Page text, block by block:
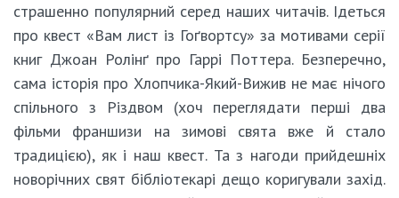
страшенно популярний серед наших читачів. Ідеться
про квест «Вам лист із Гоґвортсу» за мотивами серії
книг Джоан Ролінґ про Гаррі Поттера. Безперечно,
сама історія про Хлопчика-Який-Вижив не має нічого
спільного з Різдвом (хоч переглядати перші два
фільми франшизи на зимові свята вже й стало
традицією), як і наш квест. Та з нагоди прийдешніх
новорічних свят бібліотекарі дещо коригували захід.